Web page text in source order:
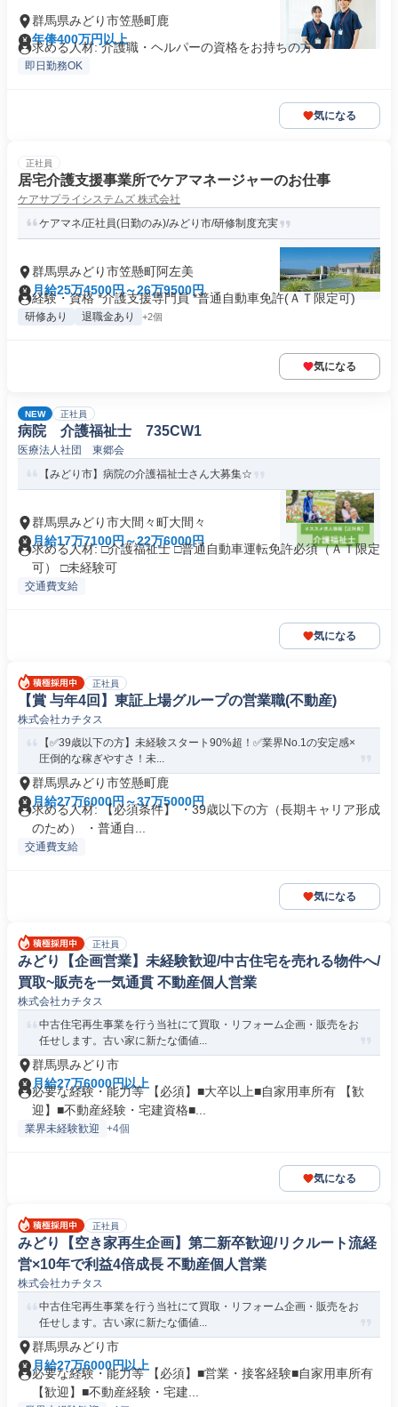
群馬県みどり市笠懸町鹿
年俸400万円以上
求める人材: 介護職・ヘルパーの資格をお持ちの方
即日勤務OK
気になる
正社員
居宅介護支援事業所でケアマネージャーのお仕事
ケアサプライシステムズ 株式会社
ケアマネ/正社員(日勤のみ)/みどり市/研修制度充実
群馬県みどり市笠懸町阿左美
月給25万4500円～26万9500円
経験・資格 *介護支援専門員 *普通自動車免許(ＡＴ限定可)
研修あり 退職金あり +2個
気になる
NEW 正社員
病院 介護福祉士 735CW1
医療法人社団 東郷会
【みどり市】病院の介護福祉士さん大募集☆
群馬県みどり市大間々町大間々
月給17万7100円～22万6000円
求める人材: □介護福祉士 □普通自動車運転免許必須（ＡＴ限定
可） □未経験可
交通費支給
気になる
正社員
【賞 与年4回】東証上場グループの営業職(不動産)
株式会社カチタス
【✅39歳以下の方】未経験スタート90%超！✅業界No.1の安定感×
圧倒的な稼ぎやすさ！未...
群馬県みどり市笠懸町鹿
月給27万6000円～37万5000円
求める人材: 【必須条件】 ・39歳以下の方（長期キャリア形成
のため） ・普通自...
交通費支給
気になる
正社員
みどり【企画営業】未経験歓迎/中古住宅を売れる物件へ/
買取~販売を一気通貫 不動産個人営業
株式会社カチタス
中古住宅再生事業を行う当社にて買取・リフォーム企画・販売をお
任せします。古い家に新たな価値...
群馬県みどり市
月給27万6000円以上
必要な経験・能力等 【必須】■大卒以上■自家用車所有 【歓
迎】■不動産経験・宅建資格■...
業界未経験歓迎 +4個
気になる
正社員
みどり【空き家再生企画】第二新卒歓迎/リクルート流経
営×10年で利益4倍成長 不動産個人営業
株式会社カチタス
中古住宅再生事業を行う当社にて買取・リフォーム企画・販売をお
任せします。古い家に新たな価値...
群馬県みどり市
月給27万6000円以上
必要な経験・能力等 【必須】■営業・接客経験■自家用車所有
【歓迎】■不動産経験・宅建...